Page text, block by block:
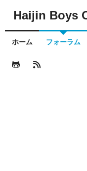
Haijin Boys
ホーム フォーラム